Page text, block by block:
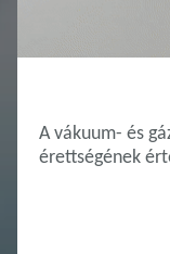
A vákuum- és
érettségének